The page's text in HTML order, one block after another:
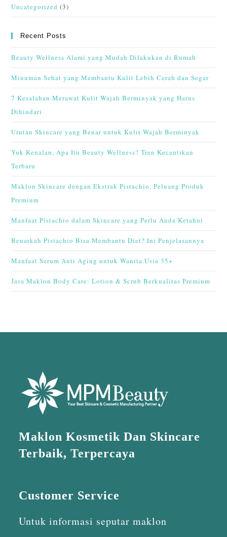
Uncategorized (3)
Recent Posts
Beauty Wellness Alami yang Mudah Dilakukan di Rumah
Minuman Sehat yang Membantu Kulit Lebih Cerah dan Segar
7 Kesalahan Merawat Kulit Wajah Berminyak yang Harus
Dihindari
Urutan Skincare yang Benar untuk Kulit Wajah Berminyak
Yuk Kenalan, Apa Itu Beauty Wellness? Tren Kecantikan
Terbaru
Maklon Skincare dengan Ekstrak Pistachio, Peluang Produk
Premium
Manfaat Pistachio dalam Skincare yang Perlu Anda Ketahui
Benarkah Pistachio Bisa Membantu Diet? Ini Penjelasannya
Manfaat Serum Anti Aging untuk Wanita Usia 35+
Jasa Maklon Body Care: Lotion & Scrub Berkualitas Premium
Maklon Kosmetik Dan Skincare
Terbaik, Terpercaya
Customer Service
Untuk informasi seputar maklon